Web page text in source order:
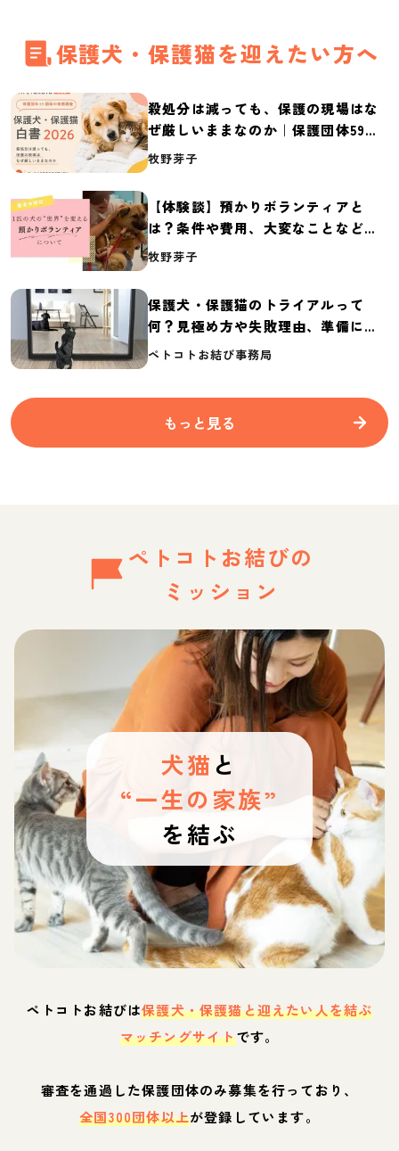
保護犬・保護猫を迎えたい方へ
殺処分は減っても、保護の現場はな
ぜ厳しいままなのか｜保護団体59団
体の実態調査【保護犬・保護猫白書
牧野芽子
【体験談】預かりボランティアと
は？条件や費用、大変なことなど紹
介
牧野芽子
保護犬・保護猫のトライアルって
何？見極め方や失敗理由、準備に必
要なものを紹介
ペトコトお結び事務局
もっと見る
ペトコトお結びの
ミッション
犬猫 と
“一生の家族”
を結ぶ
ペトコトお結びは保護犬・保護猫と迎えたい人を結ぶ
マッチングサイトです。
審査を通過した保護団体のみ募集を行っており、
全国300団体以上が登録しています。